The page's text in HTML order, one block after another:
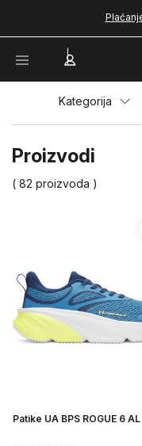
Proizvodi
( 82 proizvoda )
Kategorija
Patike UA BPS ROGUE 6 AL